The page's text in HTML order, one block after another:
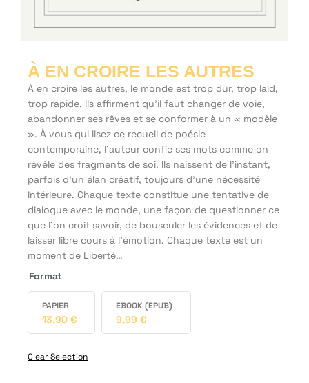
À EN CROIRE LES AUTRES
À en croire les autres, le monde est trop dur, trop laid,
trop rapide. Ils affirment qu'il faut changer de voie,
abandonner ses rêves et se conformer à un « modèle
». À vous qui lisez ce recueil de poésie
contemporaine, l’auteur confie ses mots comme on
révèle des fragments de soi. Ils naissent de l’instant,
parfois d’un élan créatif, toujours d’une nécessité
intérieure. Chaque texte constitue une tentative de
dialogue avec le monde, une façon de questionner ce
que l’on croit savoir, de bousculer les évidences et de
laisser libre cours à l’émotion. Chaque texte est un
moment de Liberté…
Format
PAPIER
13,90 €
EBOOK (EPUB)
9,99 €
Clear Selection